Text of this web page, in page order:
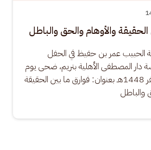
والأوهام والحق والباطل
الحبيب عمر بن حفيظ في الحفل
دار المصطفى الأهلية بتريم، ضحى يوم
السبت 25 صفر 1448هـ بعنوان: فوارق ما بين الحقيقة